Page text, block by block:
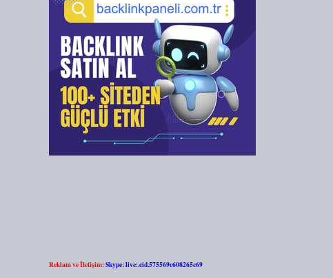
Reklam ve İletişim:Skype: live:.cid.575569c608265c69